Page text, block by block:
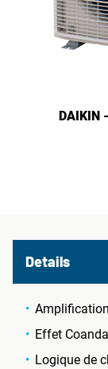
DAIKIN
Details
Effet
Logique de